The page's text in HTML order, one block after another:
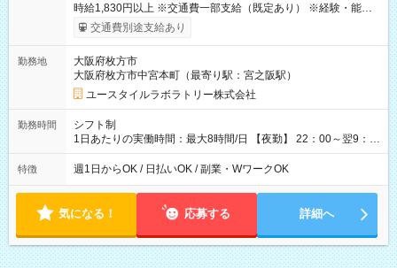
時給1,830円以上 ※交通費一部支給（既定あり） ※経験・能力を
考慮して決定します 【収入例】 週1回勤務の場合：1,830円×8時
間×4回=5万8,560円 週3回勤務の場合：1,830円×8時間×12回
月 ※ 雇用形態と給与に、本採用時と異なる部分があります。 雇
用形態：本採用時と同じです。 給与：時給 1,610円以上
交通費別途支給あり
勤務地
大阪府枚方市
大阪府枚方市中宮本町（最寄り駅：宮之阪駅）
ユースタイルラボラトリー株式会社
勤務時間
シフト制
1日あたりの実働時間：最大8時間/日 【夜勤】 22：00～翌9：
00 ※週1日～OK ／ 夜勤専従 ＊＊ 勤務時間例 ＊＊ ■22時か
ら翌7時 ■23時から翌8時 ■24時から翌9時 など ※上記の時間
ます。 ※曜日固定（毎週同じ曜日での勤務となります）
特徴 週1日からOK / 日払いOK / 副業・WワークOK
気になる！ 応募する 詳細へ